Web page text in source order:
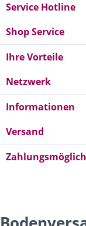
Service Hotline
Shop Service
Ihre Vorteile
Netzwerk
Informationen
Versand